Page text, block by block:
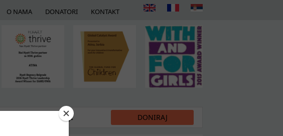
O NAMA DONATORI KONTAKT
MEDIJI DONIRAJ